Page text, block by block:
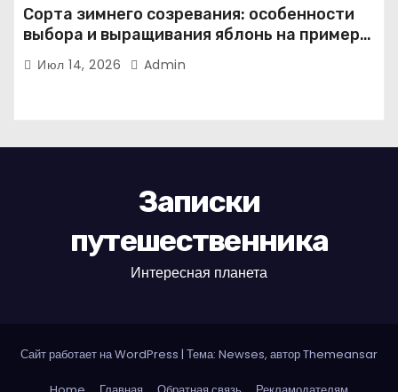
Сорта зимнего созревания: особенности
выбора и выращивания яблонь на примере
иммунного сорта Кандиль орловский
Июл 14, 2026 Admin
Записки
путешественника
Интересная планета
Сайт работает на WordPress | Тема: Newses, авторThemeansar